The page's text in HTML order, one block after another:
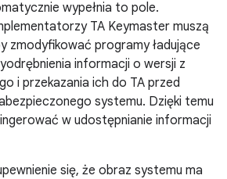
wypełnia to pole.
TA Keymaster muszą
zmodyfikować programy ładujące
informacji o wersji z
i przekazania ich do TA przed
systemu. Dzięki temu
w udostępnianie informacji
się, że obraz systemu ma